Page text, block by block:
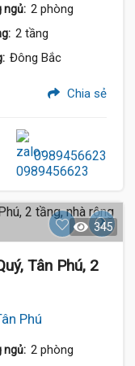
ngủ: 2 phòng
2 tầng
Đông Bắc
Chia sẻ
0989456623
345
Tân Phú, 2
Phú
ngủ: 2 phòng